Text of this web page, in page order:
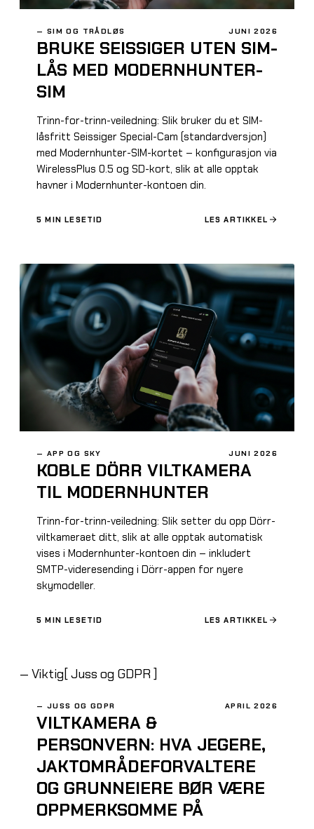
— SIM OG TRÅDLØS JUNI 2026
BRUKE SEISSIGER UTEN SIM-
LÅS MED MODERNHUNTER-
SIM
Trinn-for-trinn-veiledning: Slik bruker du et SIM-
låsfritt Seissiger Special-Cam (standardversjon)
med Modernhunter-SIM-kortet – konfigurasjon via
WirelessPlus 0.5 og SD-kort, slik at alle opptak
havner i Modernhunter-kontoen din.
5 MIN LESETID LES ARTIKKEL
— APP OG SKY JUNI 2026
KOBLE DÖRR VILTKAMERA
TIL MODERNHUNTER
Trinn-for-trinn-veiledning: Slik setter du opp Dörr-
viltkameraet ditt, slik at alle opptak automatisk
vises i Modernhunter-kontoen din – inkludert
SMTP-videresending i Dörr-appen for nyere
skymodeller.
5 MIN LESETID LES ARTIKKEL
— Viktig[Juss og GDPR ]
— JUSS OG GDPR APRIL 2026
VILTKAMERA &
PERSONVERN: HVA JEGERE,
JAKTOMRÅDEFORVALTERE
OG GRUNNEIERE BØR VÆRE
OPPMERKSOMME PÅ